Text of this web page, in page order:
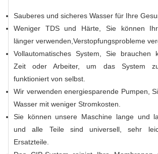
Sauberes und sicheres Wasser für Ihre
Weniger TDS und Härte, Sie können
länger verwenden, Verstopfungsprobleme
Vollautomatisches System, Sie brauchen
Zeit oder Arbeiter, um das System
funktioniert von selbst.
Wir verwenden energiesparende Pumpen,
Wasser mit weniger Stromkosten.
Sie können unsere Maschine lange und
und alle Teile sind universell, sehr
Ersatzteile.